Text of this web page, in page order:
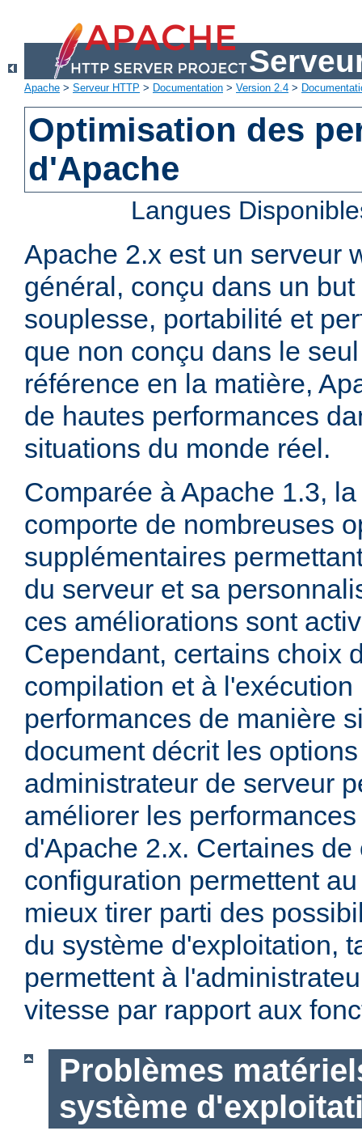
Apache > Serveur HTTP > Documentation > Version 2.4 >
Optimisation des
d'Apache
Langues
Apache 2.x est un serveur
général, conçu dans un
souplesse, portabilité et
que non conçu dans le
référence en la matière,
de hautes performances
situations du monde réel.
Comparée à Apache 1.3,
comporte de nombreuses
supplémentaires
du serveur et sa
ces améliorations sont
Cependant, certains choix
compilation et à
performances de manière
document décrit les
administrateur de serveur
améliorer les
d'Apache 2.x. Certaines
configuration permettent
mieux tirer parti des
du système d'exploitation,
permettent à
vitesse par rapport aux
Problèmes
système